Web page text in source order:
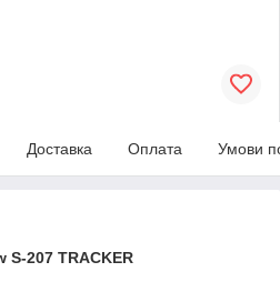
Доставка Оплата Умови
S-207 TRACKER